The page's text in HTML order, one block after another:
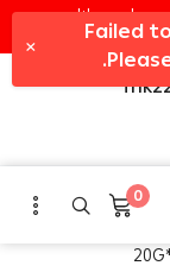
بـ{200ريال} التوصيل مجانا
جديدة
0